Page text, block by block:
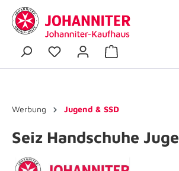
Werbung Jugend & SSD
Seiz Handschuhe